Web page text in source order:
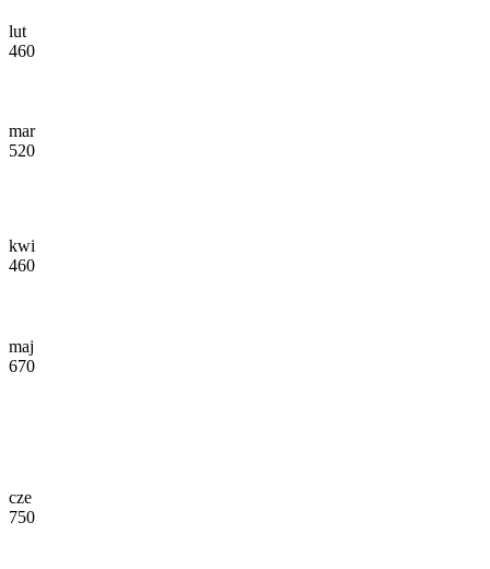
lut
460
mar
520
kwi
460
maj
670
cze
750